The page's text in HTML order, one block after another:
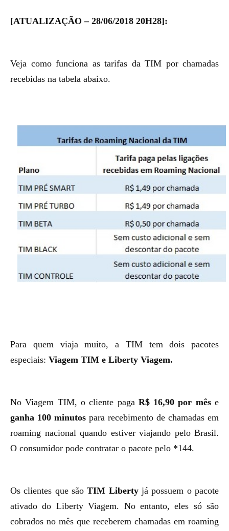
[ATUALIZAÇÃO – 28/06/2018 20H28]:
Veja como funciona as tarifas da TIM por chamadas
recebidas na tabela abaixo.
Para quem viaja muito, a TIM tem dois pacotes
especiais: Viagem TIM e Liberty Viagem.
No Viagem TIM, o cliente paga R$ 16,90 por mêse
ganha 100 minutos para recebimento de chamadas em
roaming nacional quando estiver viajando pelo Brasil.
O consumidor pode contratar o pacote pelo *144.
Os clientes que sãoTIM Libertyjá possuem o pacote
ativado do Liberty Viagem. No entanto, eles só são
cobrados no mês que receberem chamadas em roaming